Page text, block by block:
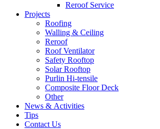
Reroof Service
Projects
Roofing
Walling & Ceiling
Reroof
Roof Ventilator
Safety Rooftop
Solar Rooftop
Purlin Hi-tensile
Composite Floor Deck
Other
News & Activities
Tips
Contact Us